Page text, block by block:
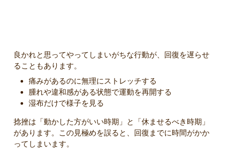
良かれと思ってやってしまいがちな行動が、回復を遅らせ
ることもあります。
痛みがあるのに無理にストレッチする
腫れや違和感がある状態で運動を再開する
湿布だけで様子を見る
捻挫は「動かした方がいい時期」と「休ませるべき時期」
があります。この見極めを誤ると、回復までに時間がかか
ってしまいます。